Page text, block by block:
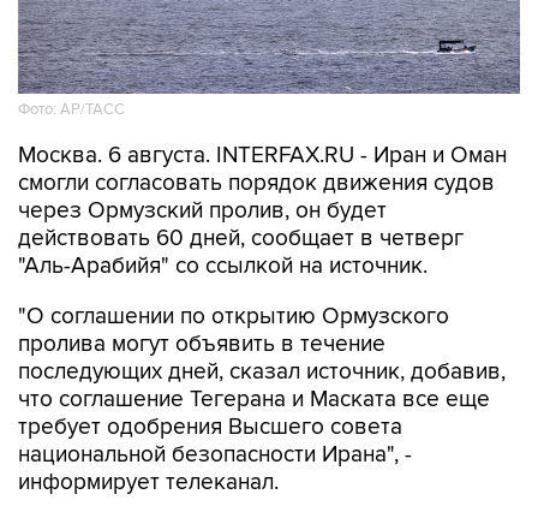
Фото: AP/ТАСС
Москва. 6 августа. INTERFAX.RU - Иран и Оман
смогли согласовать порядок движения судов
через Ормузский пролив, он будет
действовать 60 дней, сообщает в четверг
"Аль-Арабийя" со ссылкой на источник.
"О соглашении по открытию Ормузского
пролива могут объявить в течение
последующих дней, сказал источник, добавив,
что соглашение Тегерана и Маската все еще
требует одобрения Высшего совета
национальной безопасности Ирана", -
информирует телеканал.